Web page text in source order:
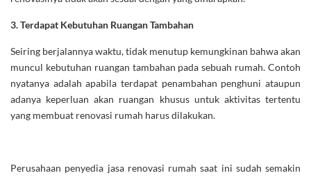
3.Terdapat Kebutuhan Ruangan Tambahan
Seiring berjalannya waktu, tidak menutup kemungkinan bahwa akan
muncul kebutuhan ruangan tambahan pada sebuah rumah. Contoh
nyatanya adalah apabila terdapat penambahan penghuni ataupun
adanya keperluan akan ruangan khusus untuk aktivitas tertentu
yang membuat renovasi rumah harus dilakukan.
Perusahaan penyedia jasa renovasi rumah saat ini sudah semakin